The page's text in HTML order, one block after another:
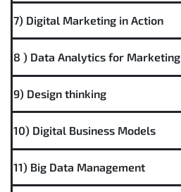
7) Digital Marketing in Action
8 ) Data Analytics for Marketing
9) Design thinking
10) Digital Business Models
11) Big Data Management